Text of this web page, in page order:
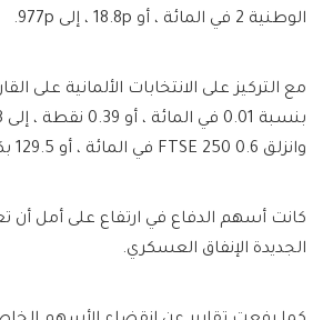
الوطنية 2 في المائة ، أو 18.8p ، إلى 977p.
وانزلق FTSE 250 0.6 في المائة ، أو 129.5 بكسل ، إلى 20484.39.
كانت أسهم الدفاع في ارتفاع على أمل أن
الجديدة الإنفاق العسكري.